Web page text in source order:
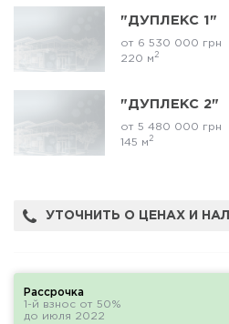
"ДУПЛЕКС 1"
от 6 530 000 грн
220 м 2
"ДУПЛЕКС 2"
от 5 480 000 грн
145 м 2
УТОЧНИТЬ О ЦЕНАХ И
Рассрочка
1-й взнос от 50%
до июля 2022